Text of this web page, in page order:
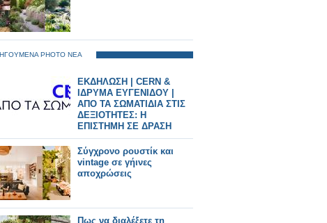
PHOTO ΝΕΑ
ΕΚΔΗΛΩΣΗ | CERN &
ΙΔΡΥΜΑ ΕΥΓΕΝΙΔΟΥ |
ΑΠΟ ΤΑ ΣΩΜΑΤΙΔΙΑ ΣΤΙΣ
ΔΕΞΙΟΤΗΤΕΣ: Η
ΕΠΙΣΤΗΜΗ ΣΕ ΔΡΑΣΗ
Σύγχρονο ρουστίκ και
vintage σε γήινες
αποχρώσεις
Πως να διαλέξετε τη